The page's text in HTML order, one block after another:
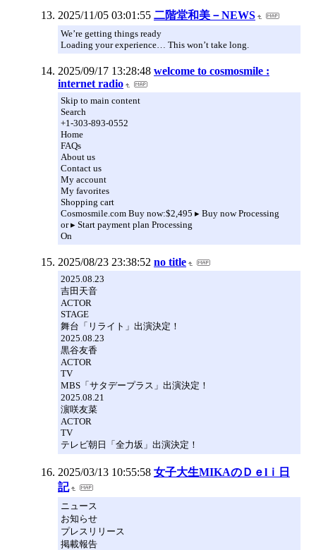
2025/11/05 03:01:55 二階堂和美－NEWS
We’re getting things ready
Loading your experience… This won’t take long.
2025/09/17 13:28:48 welcome to cosmosmile :
internet radio
Skip to main content
Search
+1-303-893-0552
Home
FAQs
About us
Contact us
My account
My favorites
Shopping cart
Cosmosmile.com Buy now:$2,495 ▸ Buy now Processing
or ▸ Start payment plan Processing
On
2025/08/23 23:38:52 no title
2025.08.23
吉田天音
ACTOR
STAGE
舞台「リライト」出演決定！
2025.08.23
黒谷友香
ACTOR
TV
MBS「サタデープラス」出演決定！
2025.08.21
濵咲友菜
ACTOR
TV
テレビ朝日「全力坂」出演決定！
2025/03/13 10:55:58 女子大生MIKAのＤｅlｉ日
記
ニュース
お知らせ
プレスリリース
掲載報告